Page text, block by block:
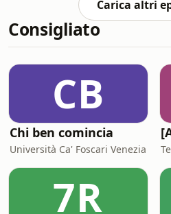
leggere le stelle,
o stabilire una rotta.
vogliono
conoscenza
nave, viene ignorato
sesto libro della *Re
Carica altri
Consigliato
CB
Chi ben comincia
Università Ca' Foscari Venezia
7R